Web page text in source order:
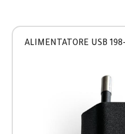
ALIMENTATORE USB